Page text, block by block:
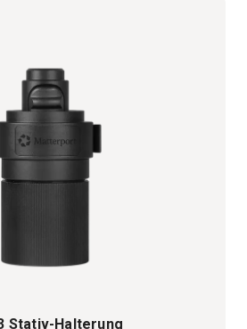
Stativ-Halterung